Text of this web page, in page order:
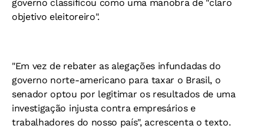
governo classificou como uma manobra de "claro
objetivo eleitoreiro".
"Em vez de rebater as alegações infundadas do
governo norte-americano para taxar o Brasil, o
senador optou por legitimar os resultados de uma
investigação injusta contra empresários e
trabalhadores do nosso país", acrescenta o texto.